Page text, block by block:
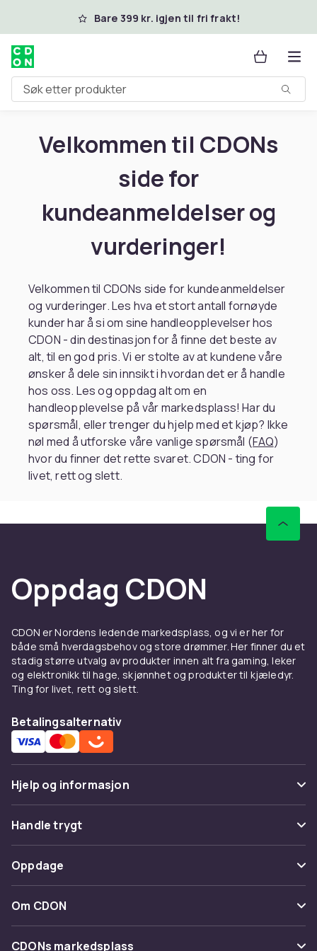
Hopp til hovedinnholdBare 399 kr. igjen til fri frakt!
Søk etter produkter
Velkommen til CDONs
side for
kundeanmeldelser og
vurderinger!
Velkommen til CDONs side for kundeanmeldelser
og vurderinger. Les hva et stort antall fornøyde
kunder har å si om sine handleopplevelser hos
CDON - din destinasjon for å finne det beste av
alt, til en god pris. Vi er stolte av at kundene våre
ønsker å dele sin innsikt i hvordan det er å handle
hos oss. Les og oppdag alt om en
handleopplevelse på vår markedsplass! Har du
spørsmål, eller trenger du hjelp med et kjøp? Ikke
nøl med å utforske våre vanlige spørsmål (FAQ)
hvor du finner det rette svaret. CDON - ting for
livet, rett og slett.
Oppdag CDON
CDON er Nordens ledende markedsplass, og vi er her for
både små hverdagsbehov og store drømmer. Her finner du et
stadig større utvalg av produkter innen alt fra gaming, leker
og elektronikk til hage, skjønnhet og produkter til kjæledyr.
Ting for livet, rett og slett.
Betalingsalternativ
Hjelp og informasjon
Vanlige spørsmål
Spor pakke
Angre & returner her
Kontakt oss
Handle trygt
Betaling
Levering
Tilbakekallinger
Oppdage
Kategorier
Varemerker
Om CDON
Om oss
CDONs markedsplass